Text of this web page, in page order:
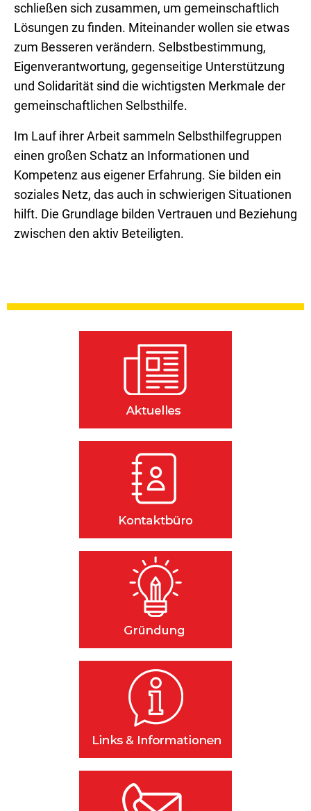
schließen sich zusammen, um gemeinschaftlich
Lösungen zu finden. Miteinander wollen sie etwas
zum Besseren verändern. Selbstbestimmung,
Eigenverantwortung, gegenseitige Unterstützung
und Solidarität sind die wichtigsten Merkmale der
gemeinschaftlichen Selbsthilfe.
Im Lauf ihrer Arbeit sammeln Selbsthilfegruppen
einen großen Schatz an Informationen und
Kompetenz aus eigener Erfahrung. Sie bilden ein
soziales Netz, das auch in schwierigen Situationen
hilft. Die Grundlage bilden Vertrauen und Beziehung
zwischen den aktiv Beteiligten.